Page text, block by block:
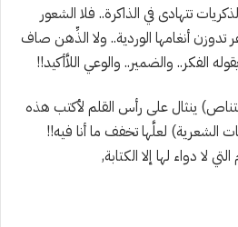
تتهادى في الذاكرة.. فلا الشعور
تدوزن أنغامها الوردية.. ولا الذِّهن صاف
الفكر.. والضمير.. والوعي اللاَّأكيد!!
ينثال على رأس القلم لأكتب هذه
الشعرية) لعلَّها تخفف ما أنا فيه!!
لا دواء لها إلا الكتابة,